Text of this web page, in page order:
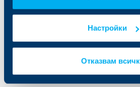
Настройки
Отказвам
ОББ Галерия
Условия
Защита
Важни
Свържете се с нас